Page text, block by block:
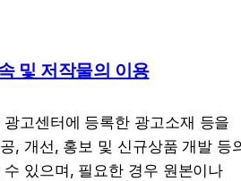
및 저작물의 이용
고센터에 등록한 광고소재 등을
, 개선, 홍보 및 신규상품 개발 등
있으며, 필요한 경우 원본이나